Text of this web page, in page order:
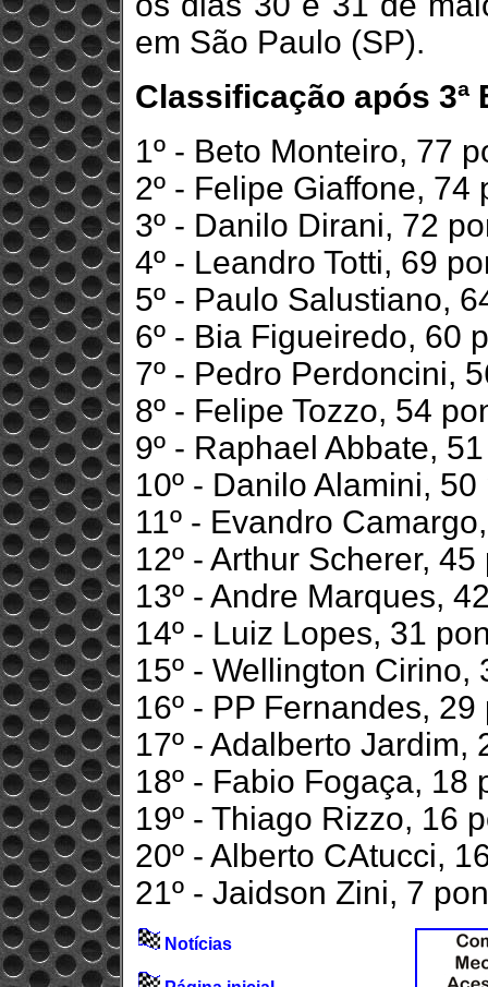
em São Paulo (SP).
Classificação após 3ª
1º - Beto Monteiro, 77
2º - Felipe Giaffone, 74
3º - Danilo Dirani, 72
4º - Leandro Totti, 69
5º - Paulo Salustiano,
6º - Bia Figueiredo, 60
7º - Pedro Perdoncini,
8º - Felipe Tozzo, 54
9º - Raphael Abbate,
10º - Danilo Alamini,
11º - Evandro
12º - Arthur Scherer, 45
13º - Andre Marques,
14º - Luiz Lopes, 31
15º - Wellington Cirino,
16º - PP Fernandes, 29
17º - Adalberto Jardim,
18º - Fabio Fogaça, 18
19º - Thiago Rizzo, 16
20º - Alberto CAtucci,
21º - Jaidson Zini, 7
Notícias